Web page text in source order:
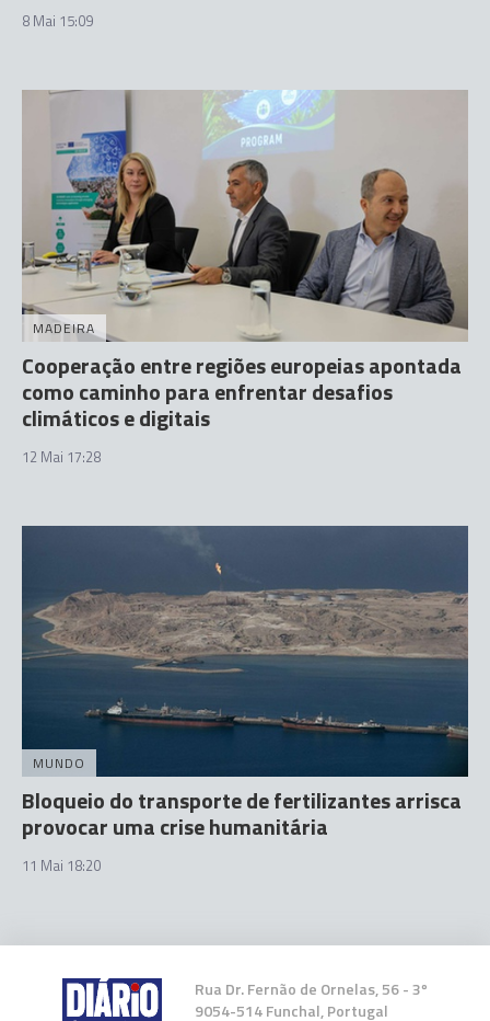
8 Mai 15:09
MADEIRA
Cooperação entre regiões europeias apontada
como caminho para enfrentar desafios
climáticos e digitais
12 Mai 17:28
MUNDO
Bloqueio do transporte de fertilizantes arrisca
provocar uma crise humanitária
11 Mai 18:20
Rua Dr. Fernão de Ornelas, 56 - 3º
9054-514 Funchal, Portugal